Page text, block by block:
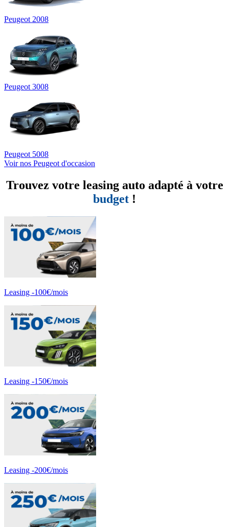
Peugeot 2008
Peugeot 3008
Peugeot 5008
Voir nos Peugeot d'occasion
Trouvez votre leasing auto adapté à votre
budget !
Leasing -100€/mois
Leasing -150€/mois
Leasing -200€/mois